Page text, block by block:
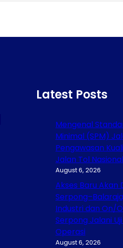
Latest Posts
Mengenal
Minimal (SPM)
Pengawasan
Jalan Tol Nasional
August 6, 2026
Akses Baru Akan
Industri dan On/
Serpong Jalani
Operasi
August 6, 2026